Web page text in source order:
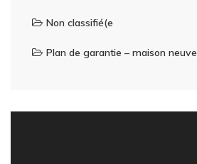
Non classifié(e
Plan de garantie – maison neuve